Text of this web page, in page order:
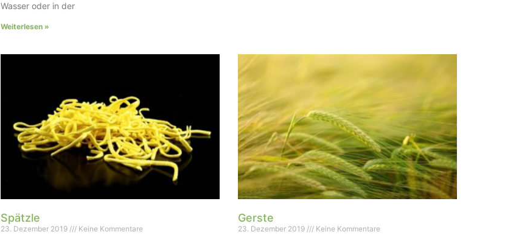
Wasser oder in der
Weiterlesen »
Spätzle
23. Dezember 2019 Keine Kommentare
Gerste
23. Dezember 2019 Keine Kommentare